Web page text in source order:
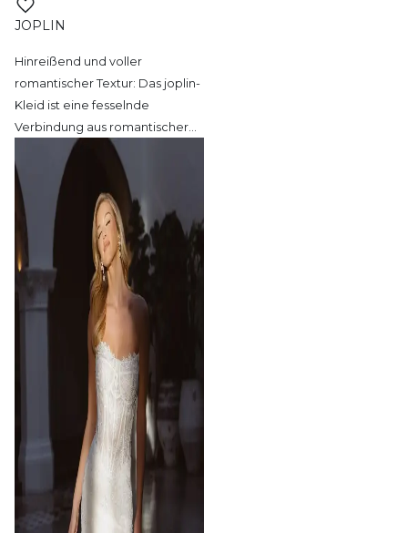
JOPLIN
Hinreißend und voller
romantischer Textur: Das joplin-
Kleid ist eine fesselnde
Verbindung aus romantischer